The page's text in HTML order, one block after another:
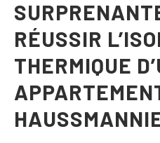
RÉUSSIR
THERMIQUE